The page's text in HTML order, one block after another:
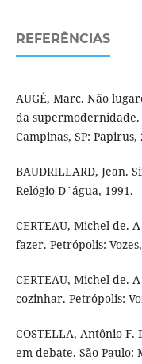
REFERÊNCIAS
AUGÉ, Marc. Não
da
Campinas, SP: Papirus,
BAUDRILLARD, Jean.
Relógio D´água, 1991.
CERTEAU, Michel de.
fazer. Petrópolis:
CERTEAU, Michel de.
cozinhar. Petrópolis:
COSTELLA, Antônio F.
em debate. São Paulo: